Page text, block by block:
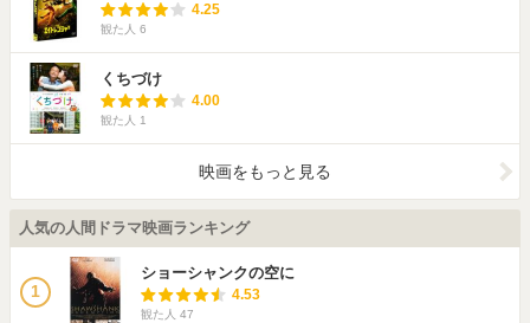
4.25
観た人 6
くちづけ
4.00
観た人 1
映画をもっと見る
人気の人間ドラマ映画ランキング
1
ショーシャンクの空に
4.53
観た人 47